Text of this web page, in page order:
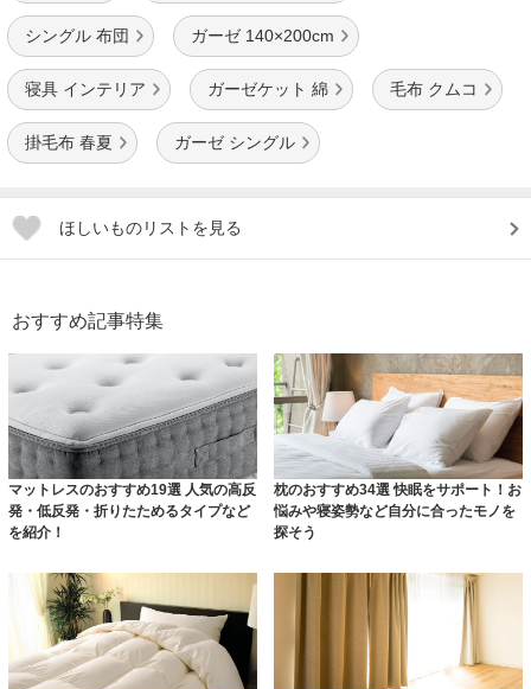
シングル 布団 ガーゼ 140×200cm
寝具 インテリア ガーゼケット 綿 毛布 クムコ
掛毛布 春夏 ガーゼ シングル
ほしいものリストを見る
おすすめ記事特集
マットレスのおすすめ19選 人気の高反
発・低反発・折りたためるタイプなど
を紹介！
枕のおすすめ34選 快眠をサポート！お
悩みや寝姿勢など自分に合ったモノを
探そう